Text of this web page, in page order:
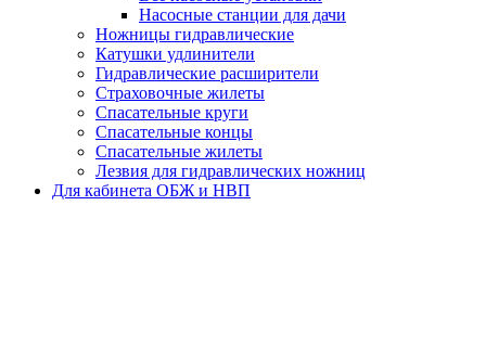
Насосные станции для дачи
Ножницы гидравлические
Катушки удлинители
Гидравлические расширители
Страховочные жилеты
Спасательные круги
Спасательные концы
Спасательные жилеты
Лезвия для гидравлических ножниц
Для кабинета ОБЖ и НВП